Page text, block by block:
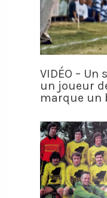
VIDÉO –
un joueur
marque un